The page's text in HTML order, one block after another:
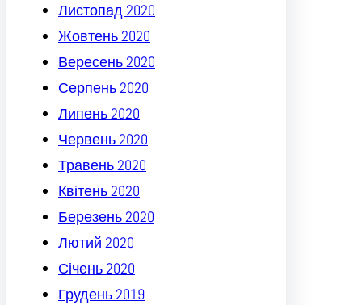
Листопад 2020
Жовтень 2020
Вересень 2020
Серпень 2020
Липень 2020
Червень 2020
Травень 2020
Квітень 2020
Березень 2020
Лютий 2020
Січень 2020
Грудень 2019